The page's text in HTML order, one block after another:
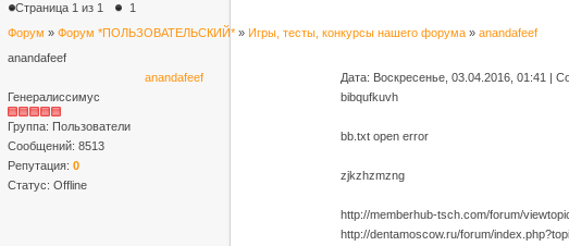
Страница 1 из 1
1
Форум » Форум *ПОЛЬЗОВАТЕЛЬСКИЙ* » Игры, тесты, конкурсы нашего форума » anandafeef
anandafeef
anandafeef
Дата: Воскресенье, 03.04.2016, 01:41 |
Генералиссимус
Группа: Пользователи
Сообщений: 8513
Репутация: 0
Статус: Offline
bibqufkuvh
bb.txt open error
zjkzhzmzng
http://memberhub-tsch.com/forum/
http://dentamoscow.ru/forum/